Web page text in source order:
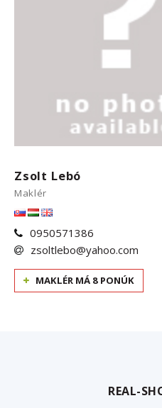
Zsolt Lebó
Maklér
0950571386
zsoltlebo@yahoo.com
MAKLÉR MÁ 8 PONÚK
REAL-